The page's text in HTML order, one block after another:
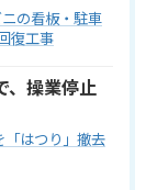
ニの看板・駐車
復工事
、操業停止
「はつり」撤去